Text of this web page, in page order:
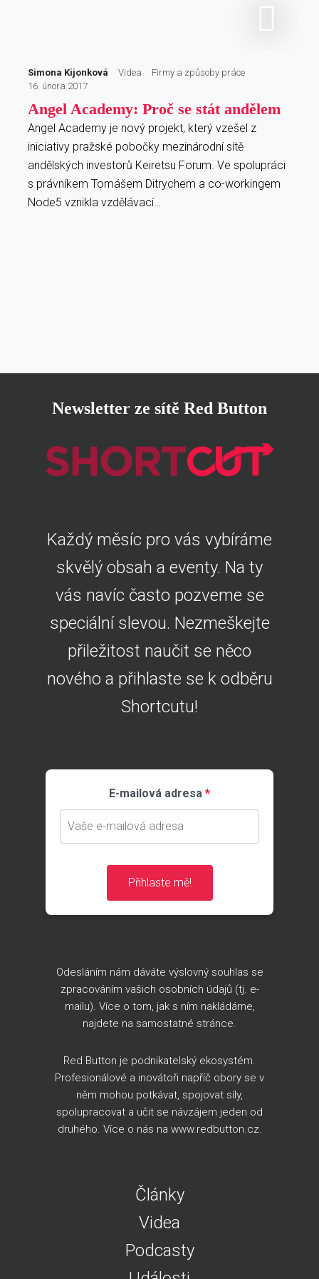
Simona Kijonková Videa
Firmy a způsoby práce
16. února 2017
Angel Academy: Proč se stát andělem
Angel Academy je nový projekt, který vzešel z
iniciativy pražské pobočky mezinárodní sítě
andělských investorů Keiretsu Forum. Ve spolupráci
s právníkem Tomášem Ditrychem a co-workingem
Node5 vznikla vzdělávací…
Newsletter ze sítě Red Button
Každý měsíc pro vás vybíráme
skvělý obsah a eventy. Na ty
vás navíc často pozveme se
speciální slevou. Nezmeškejte
přiležitost naučit se něco
nového a přihlaste se k odběru
Shortcutu!
E-mailová adresa
Přihlaste mě!
Odesláním nám dáváte výslovný souhlas se
zpracováním vašich osobních údajů (tj. e-
mailu). Více o tom, jak s ním nakládáme,
najdete na samostatné stránce
Red Button je podnikatelský ekosystém.
Profesionálové a inovátoři napříč obory se v
něm mohou potkávat, spojovat síly,
spolupracovat a učit se návzájem jeden od
druhého. Více o nás na www.redbutton.cz
Články
Videa
Podcasty